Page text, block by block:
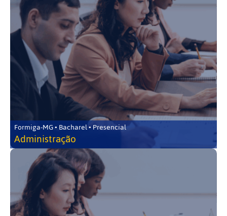
Formiga-MG • Bacharel • Presencial
Administração